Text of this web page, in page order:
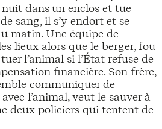
dans un enclos et tue
sang, il s’y endort et se
matin. Une équipe de
lieux alors que le berger, fou
l’animal si l’État refuse de
financière. Son frère,
communiquer de
l’animal, veut le sauver à
deux policiers qui tentent de